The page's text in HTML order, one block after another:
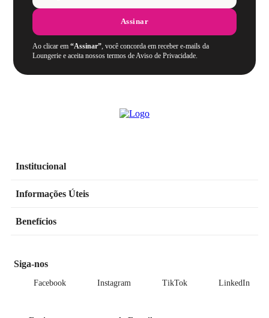
Assinar
Ao clicar em“Assinar”, você concorda em receber e-mails da
Loungerie e aceita nossos termos de Aviso de Privacidade.
Institucional
Informações Úteis
Benefícios
Siga-nos
Facebook Instagram TikTok LinkedIn